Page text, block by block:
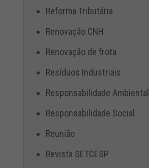
Reforma Tributária
Renovação CNH
Renovação de frota
Resíduos Industriais
Responsabilidade Ambiental
Responsabilidade Social
Reunião
Revista SETCESP